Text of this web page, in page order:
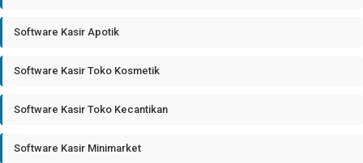
Software Kasir Apotik
Software Kasir Toko Kosmetik
Software Kasir Toko Kecantikan
Software Kasir Minimarket